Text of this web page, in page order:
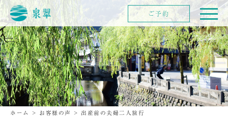
ホーム > お客様の声 > 出産前の夫婦二人旅行
ご予約